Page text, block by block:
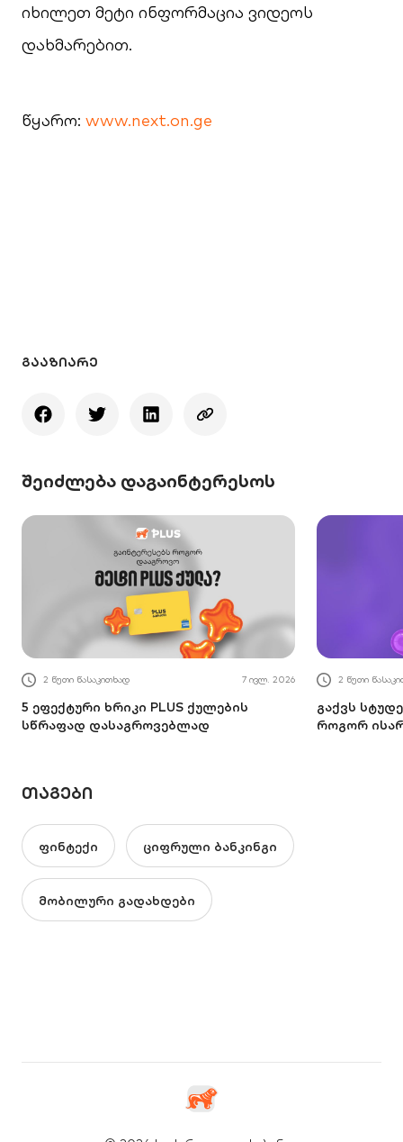
იხილეთ მეტი ინფორმაცია ვიდეოს
დახმარებით.
წყარო: www.next.on.ge
ᲒᲐᲐᲖᲘᲐᲠᲔ
შეიძლება დაგაინტერესოს
2 წუთი წასაკითხად 7 ივლ. 2026
5 ეფექტური ხრიკი PLUS ქულების
სწრაფად დასაგროვებლად
2 წუთი
გაქვს
როგორ
ᲗᲐᲒᲔᲑᲘ
ფინტექი ციფრული ბანკინგი
მობილური გადახდები